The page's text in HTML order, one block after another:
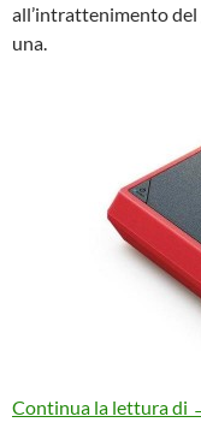
all’intrattenimento del
una.
Continua la lettura di